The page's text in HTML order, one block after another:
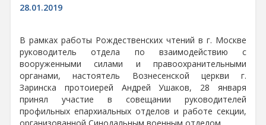
28.01.2019
В рамках работы Рождественских чтений в г. Москве
руководитель отдела по взаимодействию с
вооруженными силами и правоохранительными
органами, настоятель Вознесенской церкви г.
Заринска протоиерей Андрей Ушаков, 28 января
принял участие в совещании руководителей
профильных епархиальных отделов и работе секции,